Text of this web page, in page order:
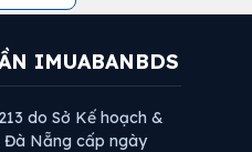
IMUABANBDS
do Sở Kế hoạch &
Đà Nẵng cấp ngày